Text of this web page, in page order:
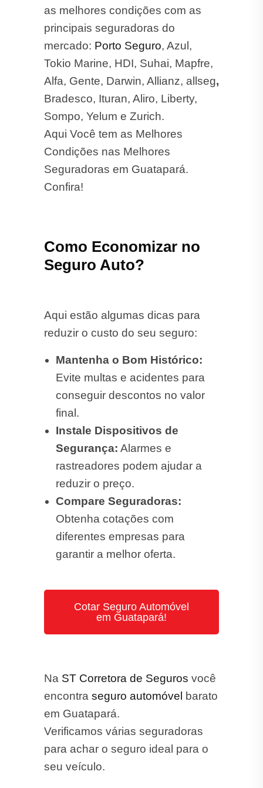
as melhores condições com as
principais seguradoras do
mercado: Porto Seguro, Azul,
Tokio Marine, HDI, Suhai, Mapfre,
Alfa, Gente, Darwin, Allianz, allseg,
Bradesco, Ituran, Aliro, Liberty,
Sompo, Yelum e Zurich.
Aqui Você tem as Melhores
Condições nas Melhores
Seguradoras em Guatapará.
Confira!
Como Economizar no
Seguro Auto?
Aqui estão algumas dicas para
reduzir o custo do seu seguro:
Mantenha o Bom Histórico:
Evite multas e acidentes para
conseguir descontos no valor
final.
Instale Dispositivos de
Segurança: Alarmes e
rastreadores podem ajudar a
reduzir o preço.
Compare Seguradoras:
Obtenha cotações com
diferentes empresas para
garantir a melhor oferta.
Cotar Seguro Automóvel
em Guatapará!
Na ST Corretora de Seguros você
encontra seguro automóvel
barato
em Guatapará.
Verificamos várias seguradoras
para achar o seguro ideal para o
seu veículo.